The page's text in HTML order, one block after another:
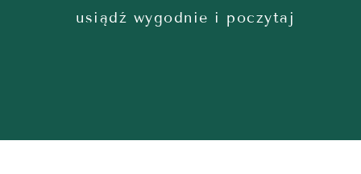
usiądź wygodnie i poczytaj